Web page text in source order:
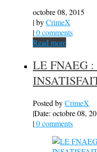
octobre 08, 2015
| byCrimeX
|0 comments
Read more
LE FNAEG
Posted byCrimeX
|Date: octobre 08,
|0 comments